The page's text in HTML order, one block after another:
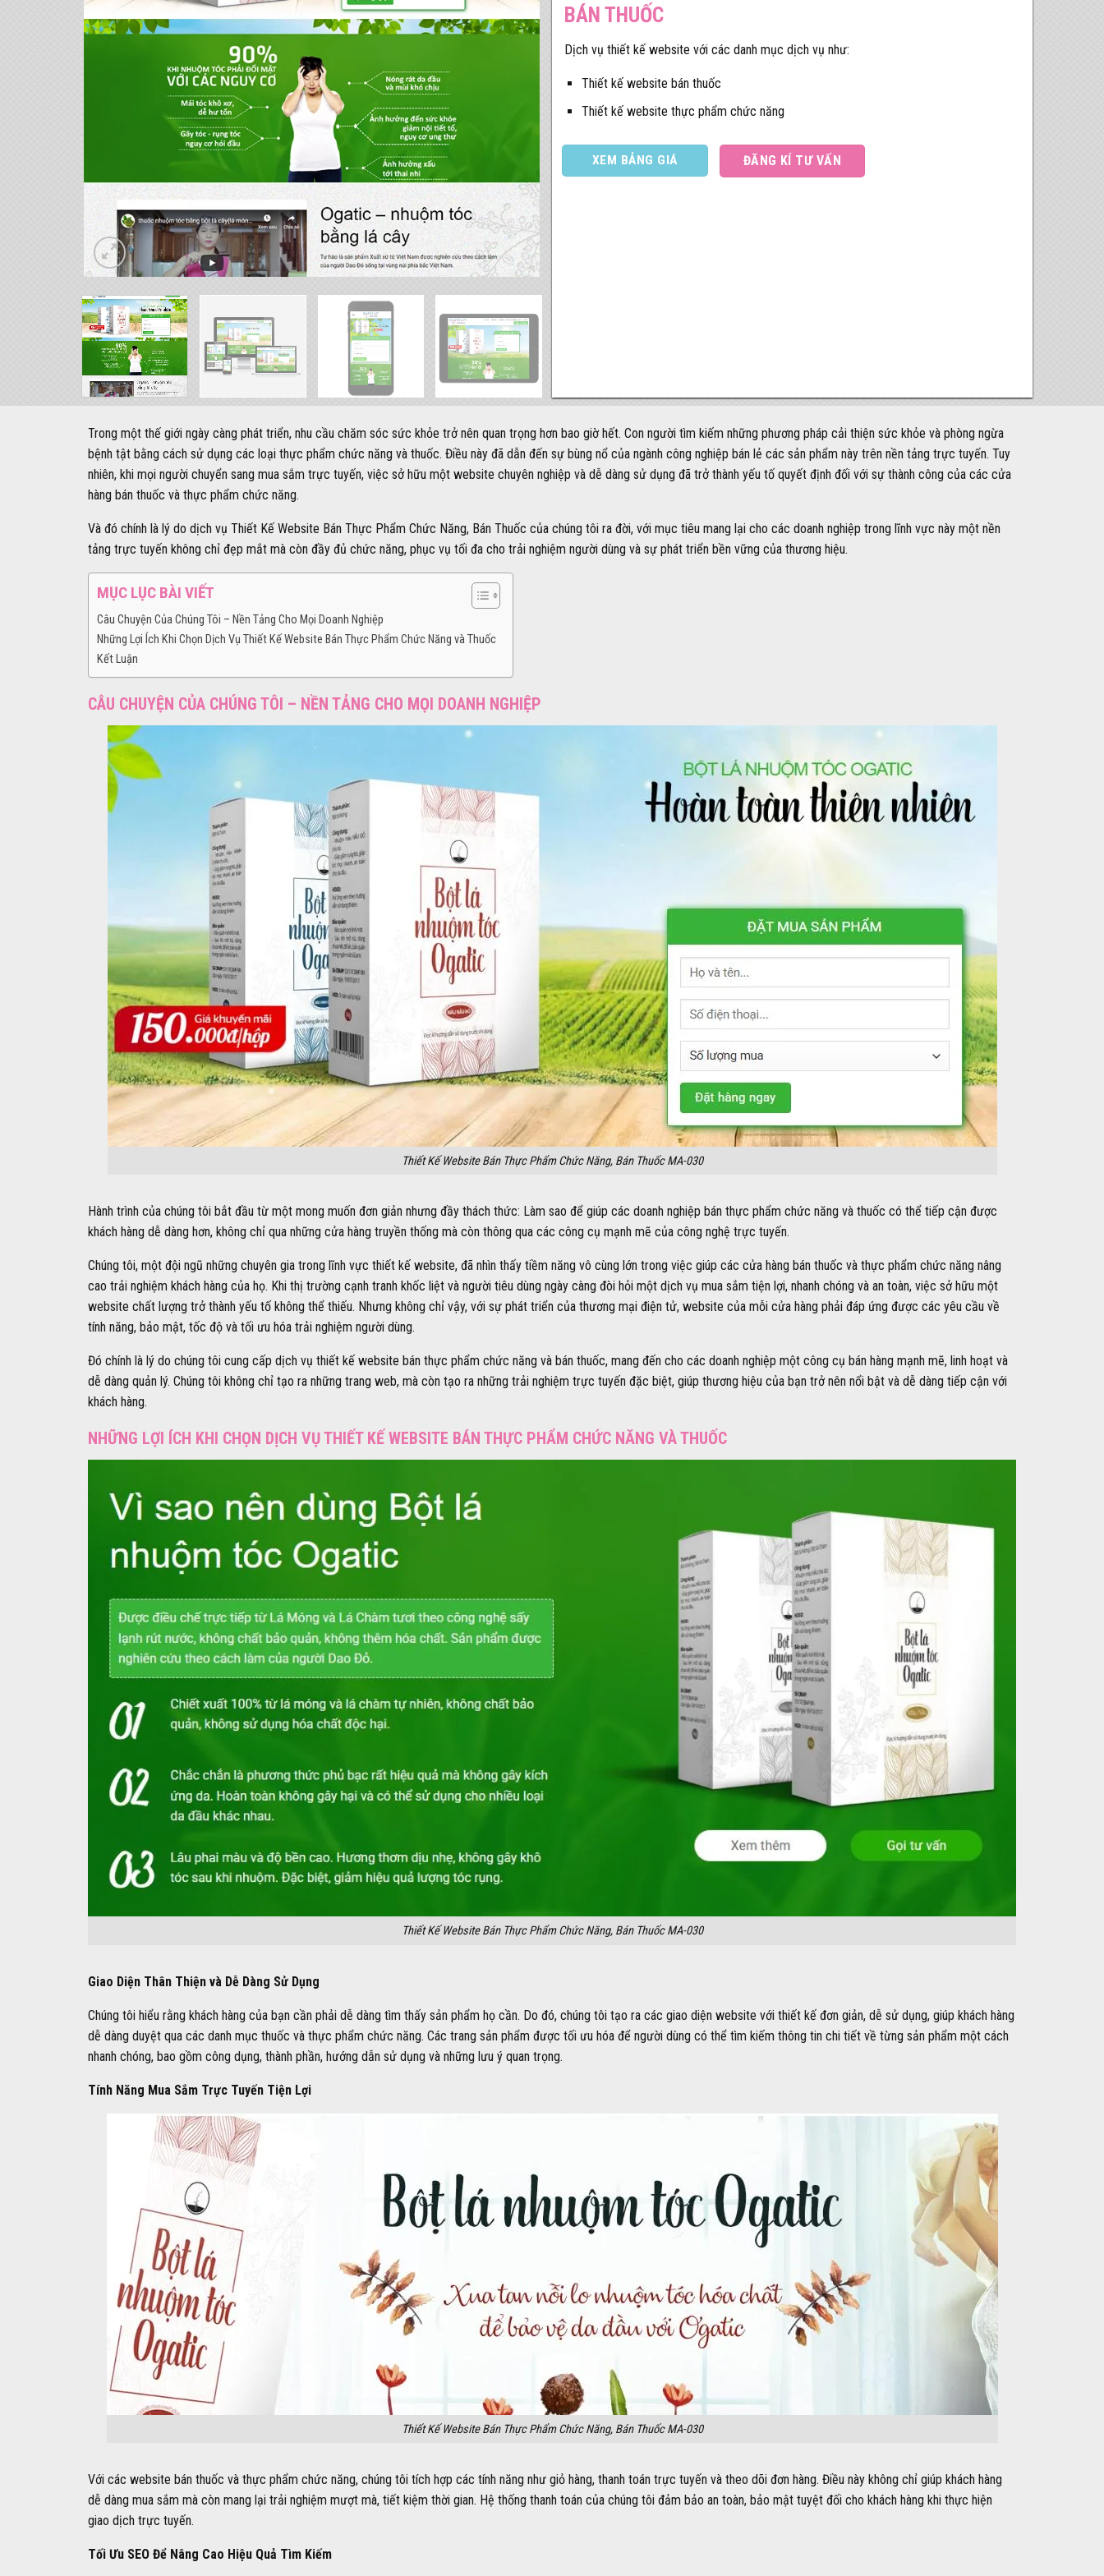
BÁN THUỐC
Dịch vụ thiết kế website với các danh mục dịch vụ như:
Thiết kế website bán thuốc
Thiết kế website thực phẩm chức năng
XEM BẢNG GIÁ ĐĂNG KÍ TƯ VẤN
Trong một thế giới ngày càng phát triển, nhu cầu chăm sóc sức khỏe trở nên quan trọng hơn bao giờ hết. Con người tìm kiếm những phương pháp cải thiện sức khỏe và phòng ngừa
bệnh tật bằng cách sử dụng các loại thực phẩm chức năng và thuốc. Điều này đã dẫn đến sự bùng nổ của ngành công nghiệp bán lẻ các sản phẩm này trên nền tảng trực tuyến. Tuy
nhiên, khi mọi người chuyển sang mua sắm trực tuyến, việc sở hữu một website chuyên nghiệp và dễ dàng sử dụng đã trở thành yếu tố quyết định đối với sự thành công của các cửa
hàng bán thuốc và thực phẩm chức năng.
Và đó chính là lý do dịch vụ Thiết Kế Website Bán Thực Phẩm Chức Năng, Bán Thuốc của chúng tôi ra đời, với mục tiêu mang lại cho các doanh nghiệp trong lĩnh vực này một nền
tảng trực tuyến không chỉ đẹp mắt mà còn đầy đủ chức năng, phục vụ tối đa cho trải nghiệm người dùng và sự phát triển bền vững của thương hiệu.
MỤC LỤC BÀI VIẾT
Câu Chuyện Của Chúng Tôi – Nền Tảng Cho Mọi Doanh Nghiệp
Những Lợi Ích Khi Chọn Dịch Vụ Thiết Kế Website Bán Thực Phẩm Chức Năng và Thuốc
Kết Luận
CÂU CHUYỆN CỦA CHÚNG TÔI – NỀN TẢNG CHO MỌI DOANH NGHIỆP
Thiết Kế Website Bán Thực Phẩm Chức Năng, Bán Thuốc MA-030
Hành trình của chúng tôi bắt đầu từ một mong muốn đơn giản nhưng đầy thách thức: Làm sao để giúp các doanh nghiệp bán thực phẩm chức năng và thuốc có thể tiếp cận được
khách hàng dễ dàng hơn, không chỉ qua những cửa hàng truyền thống mà còn thông qua các công cụ mạnh mẽ của công nghệ trực tuyến.
Chúng tôi, một đội ngũ những chuyên gia trong lĩnh vực thiết kế website, đã nhìn thấy tiềm năng vô cùng lớn trong việc giúp các cửa hàng bán thuốc và thực phẩm chức năng nâng
cao trải nghiệm khách hàng của họ. Khi thị trường cạnh tranh khốc liệt và người tiêu dùng ngày càng đòi hỏi một dịch vụ mua sắm tiện lợi, nhanh chóng và an toàn, việc sở hữu một
website chất lượng trở thành yếu tố không thể thiếu. Nhưng không chỉ vậy, với sự phát triển của thương mại điện tử, website của mỗi cửa hàng phải đáp ứng được các yêu cầu về
tính năng, bảo mật, tốc độ và tối ưu hóa trải nghiệm người dùng.
Đó chính là lý do chúng tôi cung cấp dịch vụ thiết kế website bán thực phẩm chức năng và bán thuốc, mang đến cho các doanh nghiệp một công cụ bán hàng mạnh mẽ, linh hoạt và
dễ dàng quản lý. Chúng tôi không chỉ tạo ra những trang web, mà còn tạo ra những trải nghiệm trực tuyến đặc biệt, giúp thương hiệu của bạn trở nên nổi bật và dễ dàng tiếp cận với
khách hàng.
NHỮNG LỢI ÍCH KHI CHỌN DỊCH VỤ THIẾT KẾ WEBSITE BÁN THỰC PHẨM CHỨC NĂNG VÀ THUỐC
Thiết Kế Website Bán Thực Phẩm Chức Năng, Bán Thuốc MA-030
Giao Diện Thân Thiện và Dễ Dàng Sử Dụng
Chúng tôi hiểu rằng khách hàng của bạn cần phải dễ dàng tìm thấy sản phẩm họ cần. Do đó, chúng tôi tạo ra các giao diện website với thiết kế đơn giản, dễ sử dụng, giúp khách hàng
dễ dàng duyệt qua các danh mục thuốc và thực phẩm chức năng. Các trang sản phẩm được tối ưu hóa để người dùng có thể tìm kiếm thông tin chi tiết về từng sản phẩm một cách
nhanh chóng, bao gồm công dụng, thành phần, hướng dẫn sử dụng và những lưu ý quan trọng.
Tính Năng Mua Sắm Trực Tuyến Tiện Lợi
Thiết Kế Website Bán Thực Phẩm Chức Năng, Bán Thuốc MA-030
Với các website bán thuốc và thực phẩm chức năng, chúng tôi tích hợp các tính năng như giỏ hàng, thanh toán trực tuyến và theo dõi đơn hàng. Điều này không chỉ giúp khách hàng
dễ dàng mua sắm mà còn mang lại trải nghiệm mượt mà, tiết kiệm thời gian. Hệ thống thanh toán của chúng tôi đảm bảo an toàn, bảo mật tuyệt đối cho khách hàng khi thực hiện
giao dịch trực tuyến.
Tối Ưu SEO Để Nâng Cao Hiệu Quả Tìm Kiếm